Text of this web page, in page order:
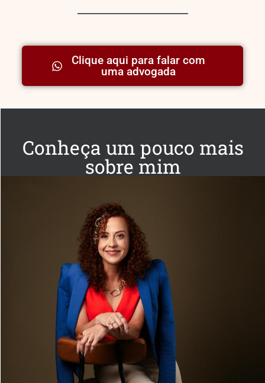
Clique aqui para falar com
uma advogada
Conheça um pouco mais
sobre mim